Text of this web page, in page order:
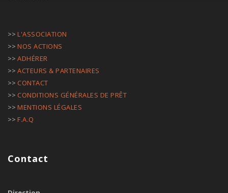
>> L'ASSOCIATION
>> NOS ACTIONS
>> ADHÉRER
>> ACTEURS & PARTENAIRES
>> CONTACT
>> CONDITIONS GÉNÉRALES DE PRÊT
>> MENTIONS LÉGALES
>> F.A.Q
Contact